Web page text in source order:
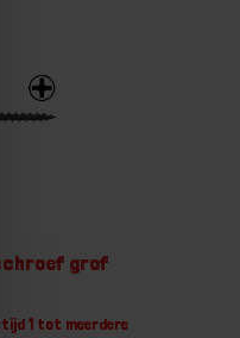
grof
1 tot meerdere